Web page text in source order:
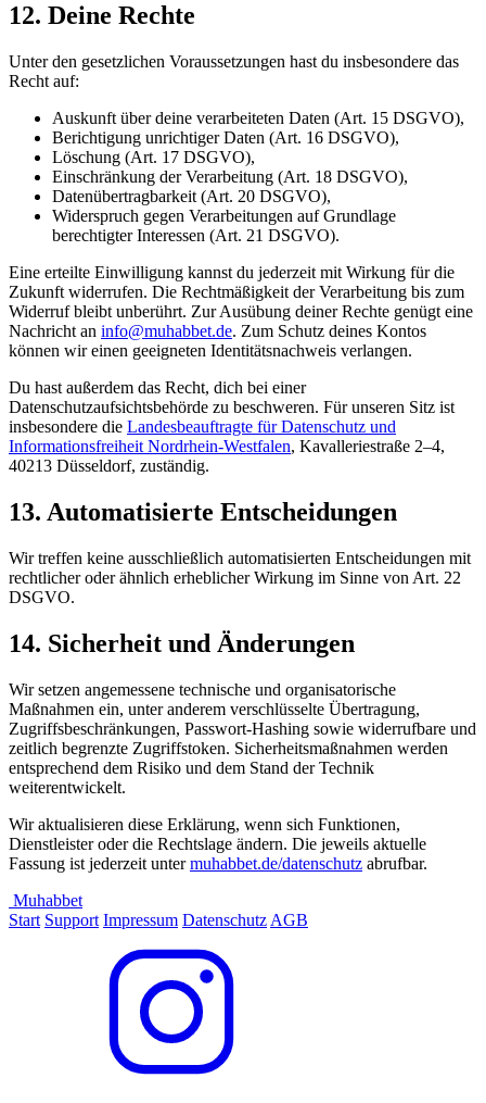
12. Deine Rechte
Unter den gesetzlichen Voraussetzungen hast du insbesondere das
Recht auf:
Auskunft über deine verarbeiteten Daten (Art. 15 DSGVO),
Berichtigung unrichtiger Daten (Art. 16 DSGVO),
Löschung (Art. 17 DSGVO),
Einschränkung der Verarbeitung (Art. 18 DSGVO),
Datenübertragbarkeit (Art. 20 DSGVO),
Widerspruch gegen Verarbeitungen auf Grundlage
berechtigter Interessen (Art. 21 DSGVO).
Eine erteilte Einwilligung kannst du jederzeit mit Wirkung für die
Zukunft widerrufen. Die Rechtmäßigkeit der Verarbeitung bis zum
Widerruf bleibt unberührt. Zur Ausübung deiner Rechte genügt eine
Nachricht an info@muhabbet.de. Zum Schutz deines Kontos
können wir einen geeigneten Identitätsnachweis verlangen.
Du hast außerdem das Recht, dich bei einer
Datenschutzaufsichtsbehörde zu beschweren. Für unseren Sitz ist
insbesondere die Landesbeauftragte für Datenschutz und
Informationsfreiheit Nordrhein-Westfalen, Kavalleriestraße 2–4,
40213 Düsseldorf, zuständig.
13. Automatisierte Entscheidungen
Wir treffen keine ausschließlich automatisierten Entscheidungen mit
rechtlicher oder ähnlich erheblicher Wirkung im Sinne von Art. 22
DSGVO.
14. Sicherheit und Änderungen
Wir setzen angemessene technische und organisatorische
Maßnahmen ein, unter anderem verschlüsselte Übertragung,
Zugriffsbeschränkungen, Passwort-Hashing sowie widerrufbare und
zeitlich begrenzte Zugriffstoken. Sicherheitsmaßnahmen werden
entsprechend dem Risiko und dem Stand der Technik
weiterentwickelt.
Wir aktualisieren diese Erklärung, wenn sich Funktionen,
Dienstleister oder die Rechtslage ändern. Die jeweils aktuelle
Fassung ist jederzeit untermuhabbet.de/datenschutz abrufbar.
Muhabbet
Start Support Impressum Datenschutz AGB